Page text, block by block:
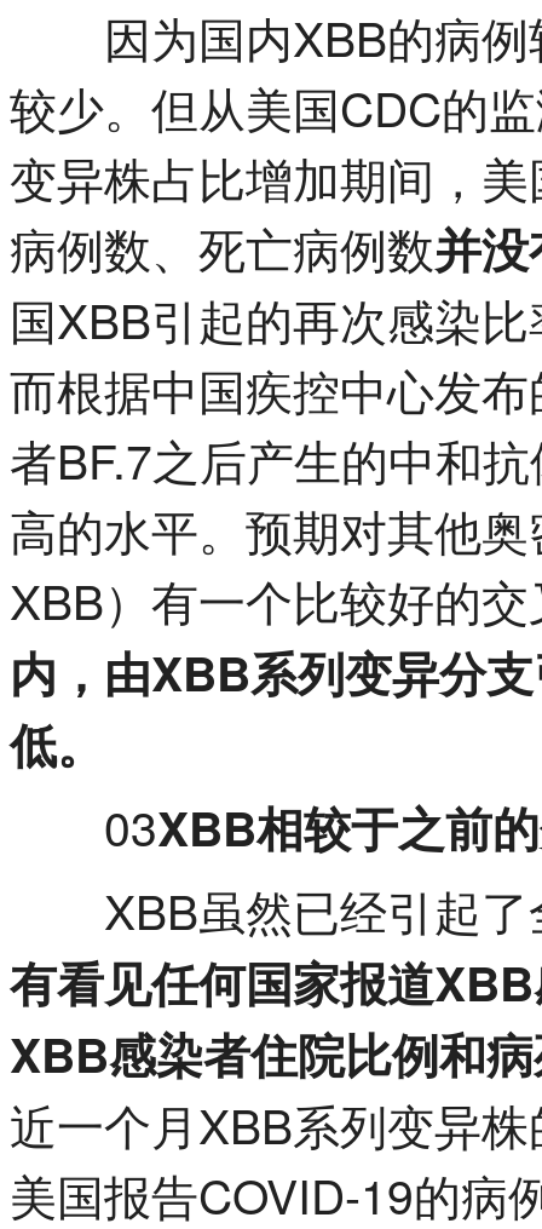
因为国内XBB的病例
较少。但从美国CDC的
变异株占比增加期间，
病例数、死亡病例数并
国XBB引起的再次感染
而根据中国疾控中心发
者BF.7之后产生的中和
高的水平。预期对其他
XBB）有一个比较好的
内，由XBB系列变异分
低。
03XBB相较于之前
XBB虽然已经引起了
有看见任何国家报道
XBB感染者住院比例和
近一个月XBB系列变异
美国报告COVID-19的病